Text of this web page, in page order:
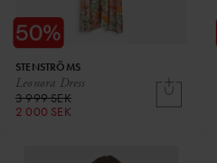
Leonora Dress
STENSTRÖMS
3 999 SEK
2 000 SEK